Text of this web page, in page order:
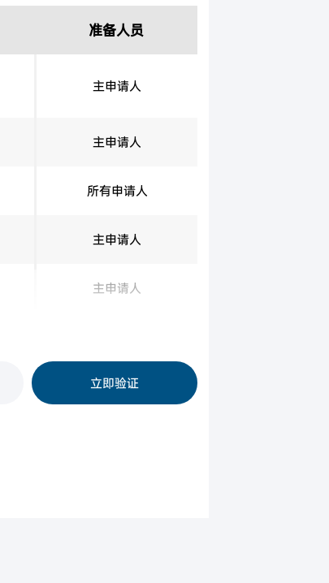
准备人员
主申请人
主申请人
所有申请人
主申请人
主申请人
立即验证